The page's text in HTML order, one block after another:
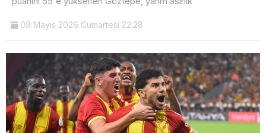
09 Mayıs 2026 Cumartesi 22:28